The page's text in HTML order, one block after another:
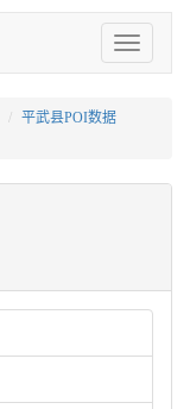
Toggle
navigation
平武县POI数据